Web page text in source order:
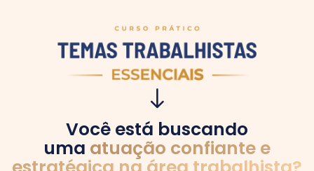
Você está buscando
uma atuação confiante e